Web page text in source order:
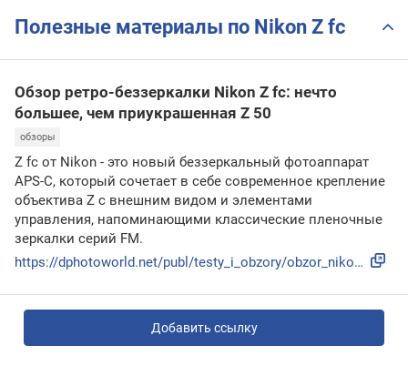
Полезные материалы по Nikon Z fc
Обзор ретро-беззеркалки Nikon Z fc: нечто
большее, чем приукрашенная Z 50
обзоры
Z fc от Nikon - это новый беззеркальный фотоаппарат
APS-C, который сочетает в себе современное крепление
объектива Z с внешним видом и элементами
управления, напоминающими классические пленочные
зеркалки серий FM.
https://dphotoworld.net/publ/testy_i_obzory/obzor_nikon_z_f...
Добавить ссылку